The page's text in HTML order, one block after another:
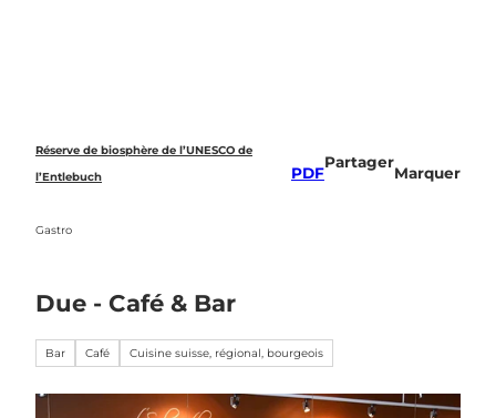
Réserve de biosphère de l’UNESCO de
l’Entlebuch
Gastro
PDF
Partager
Marquer
Due - Café & Bar
Bar Café Cuisine suisse, régional, bourgeois